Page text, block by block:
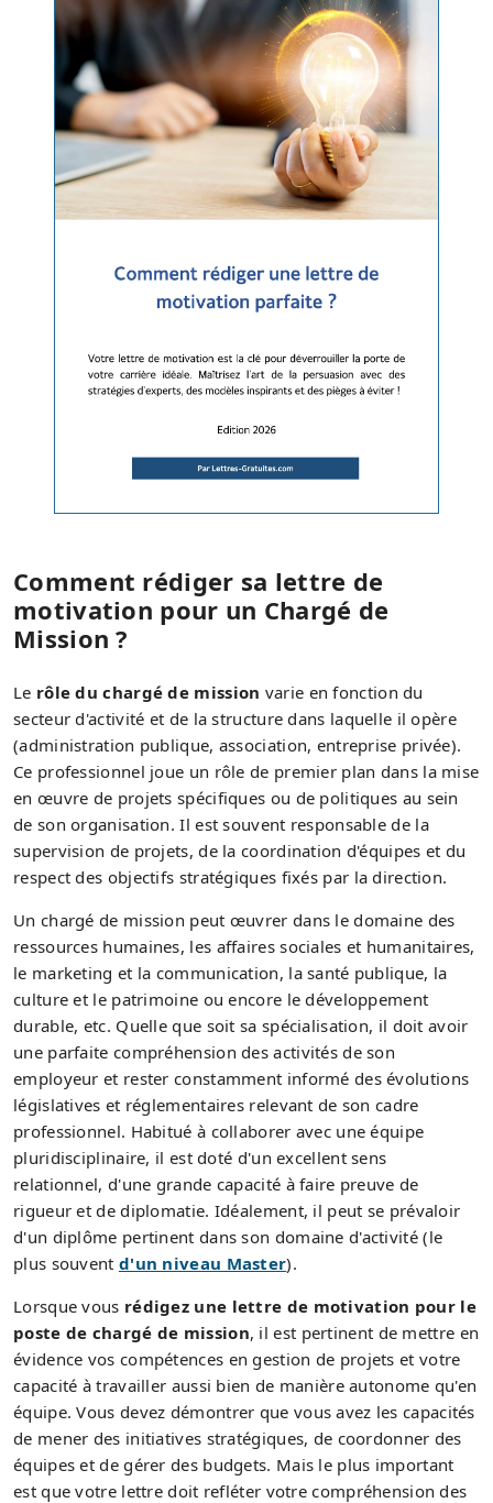
Comment rédiger sa lettre de
motivation pour un Chargé de
Mission ?
Le rôle du chargé de mission varie en fonction du
secteur d'activité et de la structure dans laquelle il opère
(administration publique, association, entreprise privée).
Ce professionnel joue un rôle de premier plan dans la mise
en œuvre de projets spécifiques ou de politiques au sein
de son organisation. Il est souvent responsable de la
supervision de projets, de la coordination d'équipes et du
respect des objectifs stratégiques fixés par la direction.
Un chargé de mission peut œuvrer dans le domaine des
ressources humaines, les affaires sociales et humanitaires,
le marketing et la communication, la santé publique, la
culture et le patrimoine ou encore le développement
durable, etc. Quelle que soit sa spécialisation, il doit avoir
une parfaite compréhension des activités de son
employeur et rester constamment informé des évolutions
législatives et réglementaires relevant de son cadre
professionnel. Habitué à collaborer avec une équipe
pluridisciplinaire, il est doté d'un excellent sens
relationnel, d'une grande capacité à faire preuve de
rigueur et de diplomatie. Idéalement, il peut se prévaloir
d'un diplôme pertinent dans son domaine d'activité (le
plus souvent d'un niveau Master).
Lorsque vous rédigez une lettre de motivation pour le
poste de chargé de mission, il est pertinent de mettre en
évidence vos compétences en gestion de projets et votre
capacité à travailler aussi bien de manière autonome qu'en
équipe. Vous devez démontrer que vous avez les capacités
de mener des initiatives stratégiques, de coordonner des
équipes et de gérer des budgets. Mais le plus important
est que votre lettre doit refléter votre compréhension des